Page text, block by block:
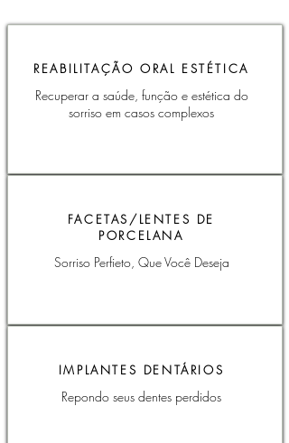
REABILITAÇÃO ORAL ESTÉTICA
Recuperar a saúde, função e estética do
sorriso em casos complexos
FACETAS/LENTES DE
PORCELANA
Sorriso Perfieto, Que Você Deseja
IMPLANTES DENTÁRIOS
Repondo seus dentes perdidos